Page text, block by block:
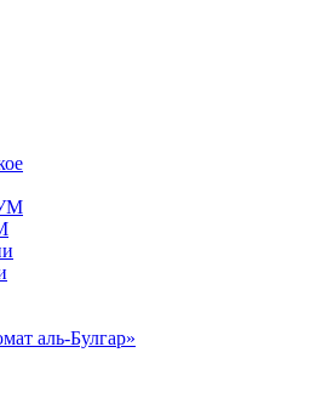
аль-Булгар»